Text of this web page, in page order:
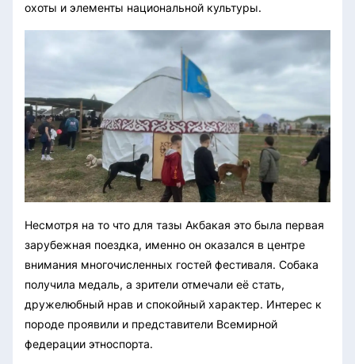
охоты и элементы национальной культуры.
Несмотря на то что для тазы Акбакая это была первая
зарубежная поездка, именно он оказался в центре
внимания многочисленных гостей фестиваля. Собака
получила медаль, а зрители отмечали её стать,
дружелюбный нрав и спокойный характер. Интерес к
породе проявили и представители Всемирной
федерации этноспорта.